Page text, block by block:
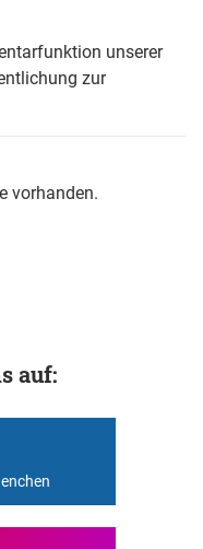
unserer
zur
vorhanden.
auf: